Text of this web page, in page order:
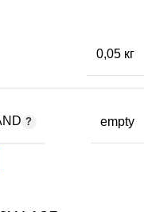
0,05 кг
empty